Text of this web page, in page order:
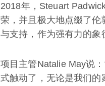
2018年，Steuart
荣，并且极大地点缀了伦
与支持，作为强有力的象
项目主管Natalie May说
式触动了，无论是我们